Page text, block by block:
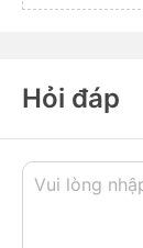
Hỏi đáp